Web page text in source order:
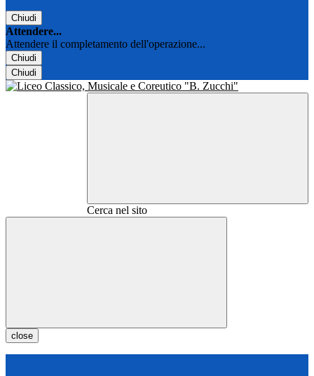
Chiudi
Attendere...
Attendere il completamento dell'operazione...
Chiudi
Chiudi
Cerca nel sito
close